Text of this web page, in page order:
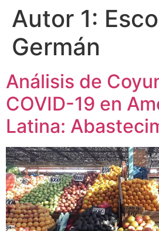
Autor 1:
Germán
Análisis de
COVID-19 en
Latina: